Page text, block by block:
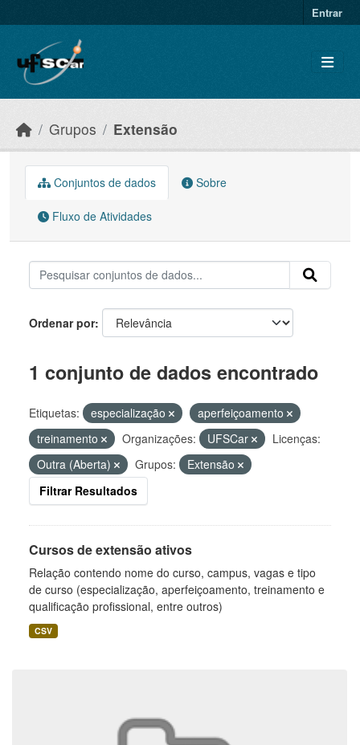
Entrar
Grupos Extensão
Conjuntos de dados Sobre
Fluxo de Atividades
Ordenar por
1 conjunto de dados encontrado
Etiquetas: especialização
aperfeiçoamento
treinamento
Organizações: UFSCar
Licenças:
Outra (Aberta)
Grupos:
Extensão
Filtrar Resultados
Cursos de extensão ativos
Relação contendo nome do curso, campus, vagas e tipo
de curso (especialização, aperfeiçoamento, treinamento e
qualificação profissional, entre outros)
CSV